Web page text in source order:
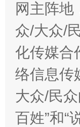
揭开“小
网主阵地
众/大众/
化传媒合
络信息传
大众/民
百姓”和“